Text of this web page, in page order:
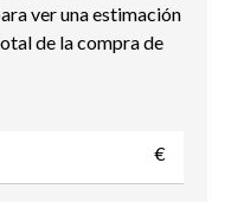
ver una estimación
de la compra de
€